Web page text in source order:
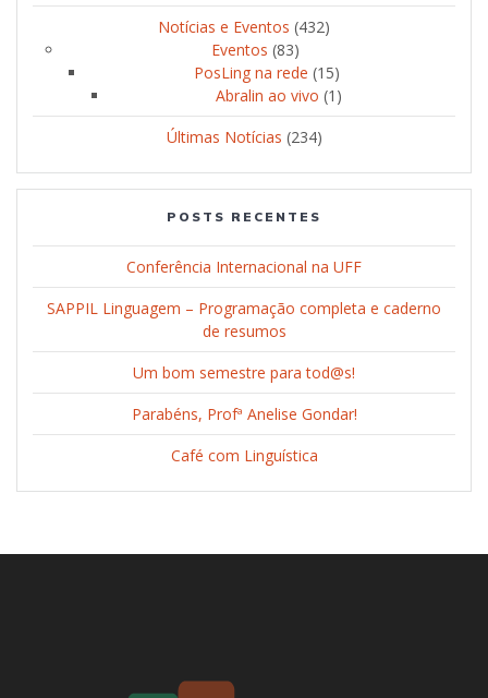
Notícias e Eventos (432)
Eventos (83)
PosLing na rede (15)
Abralin ao vivo (1)
Últimas Notícias (234)
POSTS RECENTES
Conferência Internacional na UFF
SAPPIL Linguagem – Programação completa e caderno
de resumos
Um bom semestre para tod@s!
Parabéns, Profª Anelise Gondar!
Café com Linguística